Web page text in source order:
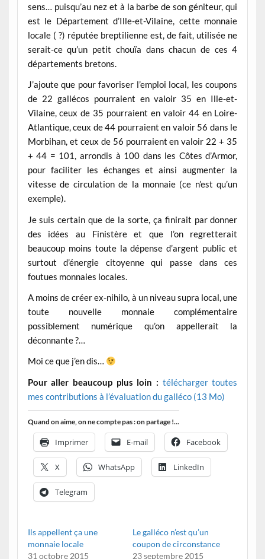
sens… puisqu’au nez et à la barbe de son géniteur, qui
est le Département d’Ille-et-Vilaine, cette monnaie
locale ( ?) réputée breptilienne est, de fait, utilisée ne
serait-ce qu’un petit chouïa dans chacun de ces 4
départements bretons.
J’ajoute que pour favoriser l’emploi local, les coupons
de 22 gallécos pourraient en valoir 35 en Ille-et-
Vilaine, ceux de 35 pourraient en valoir 44 en Loire-
Atlantique, ceux de 44 pourraient en valoir 56 dans le
Morbihan, et ceux de 56 pourraient en valoir 22 + 35
+ 44 = 101, arrondis à 100 dans les Côtes d’Armor,
pour faciliter les échanges et ainsi augmenter la
vitesse de circulation de la monnaie (ce n’est qu’un
exemple).
Je suis certain que de la sorte, ça finirait par donner
des idées au Finistère et que l’on regretterait
beaucoup moins toute la dépense d’argent public et
surtout d’énergie citoyenne qui passe dans ces
foutues monnaies locales.
A moins de créer ex-nihilo, à un niveau supra local, une
toute nouvelle monnaie complémentaire
possiblement numérique qu’on appellerait la
déconnante ?…
Moi ce que j’en dis…
Pour aller beaucoup plus loin : télécharger toutes
mes contributions à l’évaluation du galléco (13 Mo)
Quand on aime, on ne compte pas : on partage !...
Imprimer E-mail Facebook
X WhatsApp LinkedIn
Telegram
Ils appellent ça une
monnaie locale
31 octobre 2015
Le galléco n’est qu’un
coupon de circonstance
23 septembre 2015